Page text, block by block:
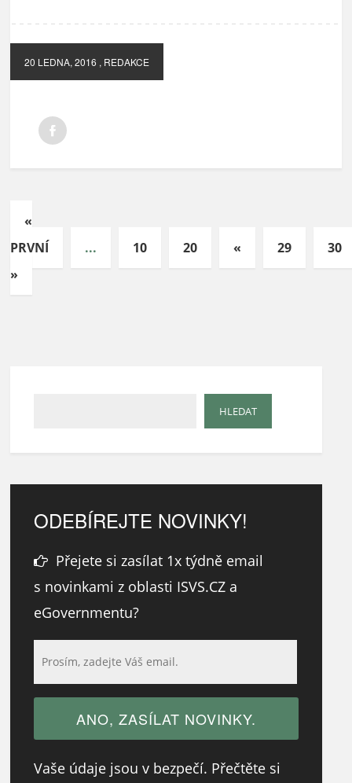
20 LEDNA, 2016 , REDAKCE
«
PRVNÍ
... 10 20 « 29
30
»
ODEBÍREJTE NOVINKY!
Přejete si zasílat 1x týdně email
s novinkami z oblasti ISVS.CZ a
eGovernmentu?
Vaše údaje jsou v bezpečí. Přečtěte si